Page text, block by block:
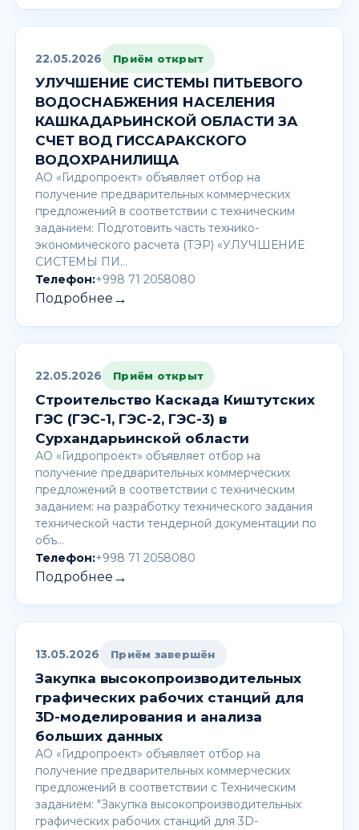
22.05.2026 Приём открыт
УЛУЧШЕНИЕ СИСТЕМЫ ПИТЬЕВОГО
ВОДОСНАБЖЕНИЯ НАСЕЛЕНИЯ
КАШКАДАРЬИНСКОЙ ОБЛАСТИ ЗА
СЧЕТ ВОД ГИССАРАКСКОГО
ВОДОХРАНИЛИЩА
АО «Гидропроект» объявляет отбор на
получение предварительных коммерческих
предложений в соответствии с техническим
заданием: Подготовить часть технико-
экономического расчета (ТЭР) «УЛУЧШЕНИЕ
СИСТЕМЫ ПИ…
Телефон:+998 71 2058080
Подробнее →
22.05.2026 Приём открыт
Строительство Каскада Киштутских
ГЭС (ГЭС-1, ГЭС-2, ГЭС-3) в
Сурхандарьинской области
АО «Гидропроект» объявляет отбор на
получение предварительных коммерческих
предложений в соответствии с техническим
заданием: на разработку технического задания
технической части тендерной документации по
объ…
Телефон:+998 71 2058080
Подробнее →
13.05.2026 Приём завершён
Закупка высокопроизводительных
графических рабочих станций для
3D-моделирования и анализа
больших данных
АО «Гидропроект» объявляет отбор на
получение предварительных коммерческих
предложений в соответствии с Техническим
заданием: "Закупка высокопроизводительных
графических рабочих станций для 3D-